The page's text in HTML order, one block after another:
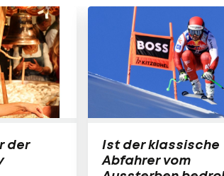
der
Ist der klassische
Abfahrer vom